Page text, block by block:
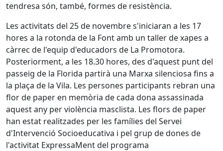
tendresa són, també, formes de resistència.
Les activitats del 25 de novembre s'iniciaran a les 17
hores a la rotonda de la Font amb un taller de xapes a
càrrec de l'equip d'educadors de La Promotora.
Posteriorment, a les 18.30 hores, des d'aquest punt del
passeig de la Florida partirà una Marxa silenciosa fins a
la plaça de la Vila. Les persones participants rebran una
flor de paper en memòria de cada dona assassinada
aquest any per violència masclista. Les flors de paper
han estat realitzades per les famílies del Servei
d'Intervenció Socioeducativa i pel grup de dones de
l'activitat ExpressaMent del programa